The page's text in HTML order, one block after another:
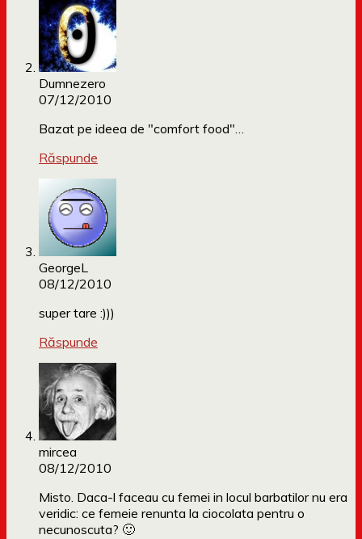
Dumnezero
07/12/2010
Bazat pe ideea de "comfort food"…
Răspunde
GeorgeL
08/12/2010
super tare :)))
Răspunde
mircea
08/12/2010
Misto. Daca-l faceau cu femei in locul barbatilor nu era
veridic: ce femeie renunta la ciocolata pentru o
necunoscuta? 🙂